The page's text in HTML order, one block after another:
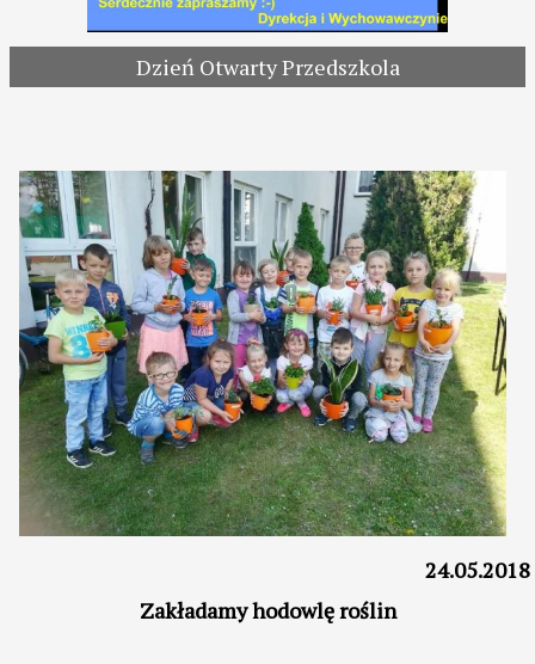
Dzień Otwarty Przedszkola
24.05.2018
Zakładamy hodowlę roślin